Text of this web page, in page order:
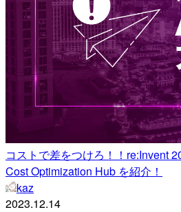
コストで差をつけろ！！re:Invent
Cost Optimization Hub を紹介！
kaz
2023.12.14